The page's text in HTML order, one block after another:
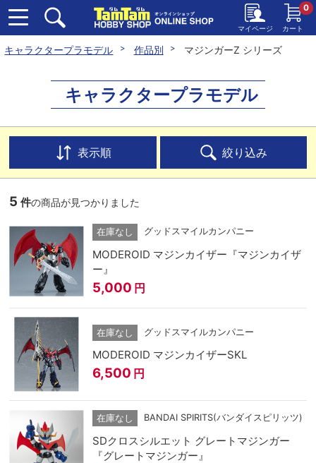
マイページ カート
0
キャラクタープラモデル 作品別 マジンガーZ シリーズ
キャラクタープラモデル
表示順 絞り込み
5 件の商品が見つかりました
在庫なし グッドスマイルカンパニー
MODEROID マジンカイザー『マジンカイザ
ー』
5,000 円
在庫なし グッドスマイルカンパニー
MODEROID マジンカイザーSKL
6,500 円
在庫なし BANDAI SPIRITS(バンダイスピリッツ)
SDクロスシルエット グレートマジンガー
『グレートマジンガー』